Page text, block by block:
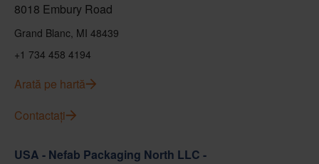
8018 Embury Road
Grand Blanc, MI 48439
+1 734 458 4194
Arată pe hartă
Contactați
USA - Nefab Packaging North LLC -